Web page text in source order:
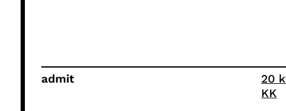
admit
20
KK